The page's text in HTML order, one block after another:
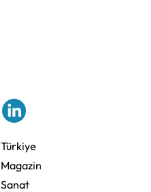
Türkiye
Magazin
Sanat